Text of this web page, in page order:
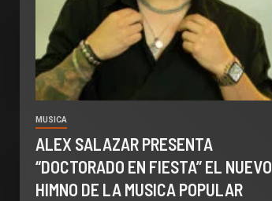
MUSICA
ALEX SALAZAR PRESENTA
“DOCTORADO EN FIESTA” EL NUEVO
HIMNO DE LA MUSICA POPULAR